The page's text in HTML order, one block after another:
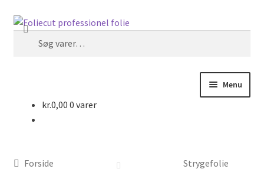
Spring
navigation
Spring
Søg
Søg
Menu
kr.0,00 0 varer
Forside
Strygefolie